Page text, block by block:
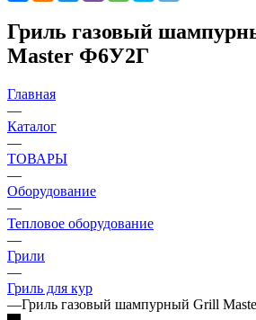
Гриль газовый
Master Ф6У2Г
Главная
—
Каталог
—
ТОВАРЫ
—
Оборудование
—
Тепловое оборудование
—
Грили
—
Гриль для кур
—Гриль газовый шампурный Grill